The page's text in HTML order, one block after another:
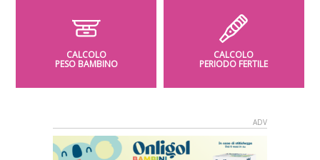
CALCOLO
PESO BAMBINO
CALCOLO
PERIODO FERTILE